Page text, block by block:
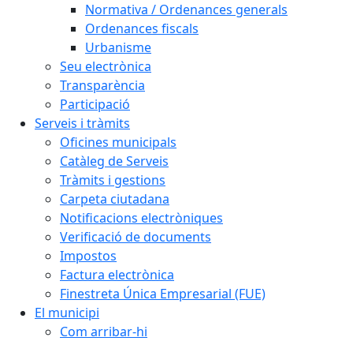
Normativa / Ordenances generals
Ordenances fiscals
Urbanisme
Seu electrònica
Transparència
Participació
Serveis i tràmits
Oficines municipals
Catàleg de Serveis
Tràmits i gestions
Carpeta ciutadana
Notificacions electròniques
Verificació de documents
Impostos
Factura electrònica
Finestreta Única Empresarial (FUE)
El municipi
Com arribar-hi